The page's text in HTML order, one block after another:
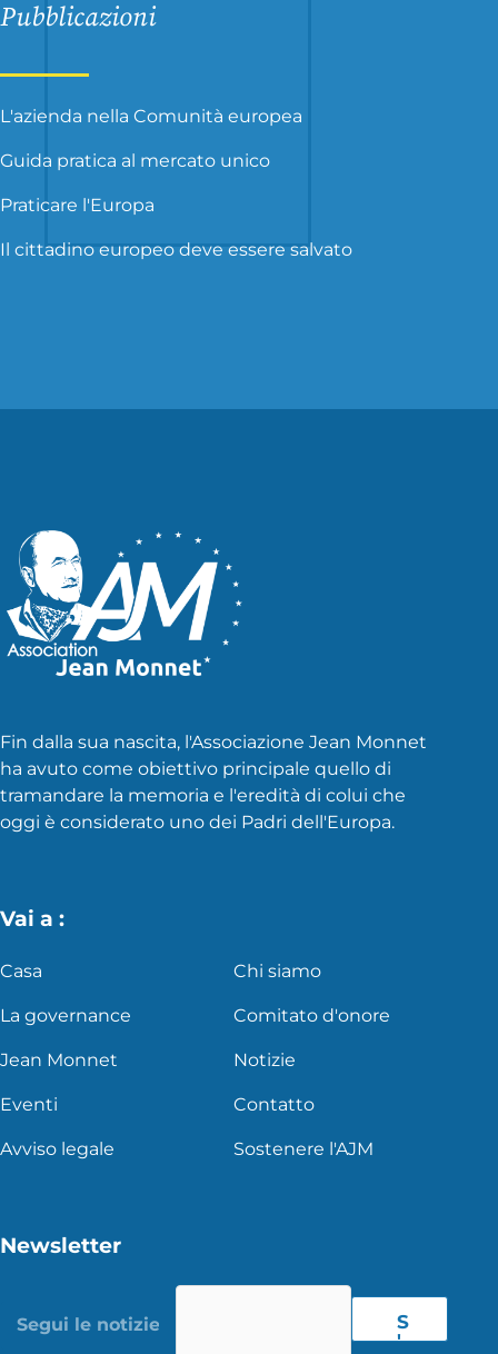
Pubblicazioni
L'azienda nella Comunità europea
Guida pratica al mercato unico
Praticare l'Europa
Il cittadino europeo deve essere salvato
Fin dalla sua nascita, l'Associazione Jean Monnet
ha avuto come obiettivo principale quello di
tramandare la memoria e l'eredità di colui che
oggi è considerato uno dei Padri dell'Europa.
Vai a :
Casa Chi siamo
La governance Comitato d'onore
Jean Monnet Notizie
Eventi Contatto
Avviso legale Sostenere l'AJM
Newsletter
S
'